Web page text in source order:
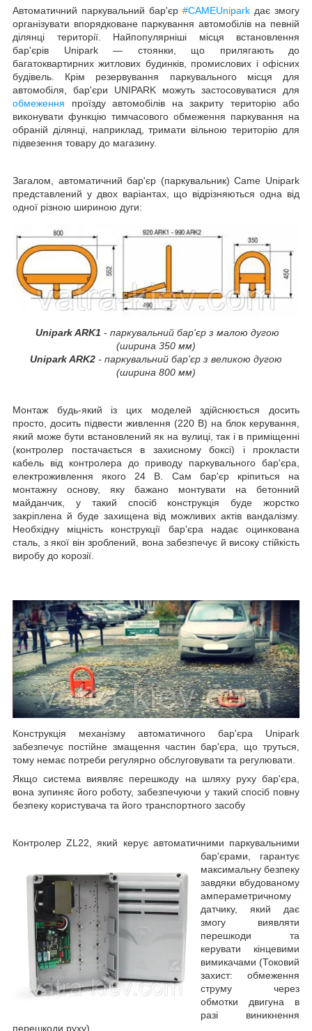
Автоматичний паркувальний бар'єр #CAMEUnipark дає змогу
організувати впорядковане паркування автомобілів на певній
ділянці території. Найпопулярніші місця встановлення
бар'єрів Unipark — стоянки, що прилягають до
багатоквартирних житлових будинків, промислових і офісних
будівель. Крім резервування паркувального місця для
автомобіля, бар'єри UNIPARK можуть застосовуватися для
обмеження проїзду автомобілів на закриту територію або
виконувати функцію тимчасового обмеження паркування на
обраній ділянці, наприклад, тримати вільною територію для
підвезення товару до магазину.
Загалом, автоматичний бар'єр (паркувальник)Came Unipark
представлений у двох варіантах, що відрізняються одна від
одної різною шириною дуги:
Unipark ARK1 - паркувальний бар'єр з малою дугою
(ширина 350 мм)
Unipark ARK2 - паркувальний бар'єр з великою дугою
(ширина 800 мм)
Монтаж будь-який із цих моделей здійснюється досить
просто, досить підвести живлення (220 В) на блок керування,
який може бути встановлений як на вулиці, так і в приміщенні
(контролер постачається в захисному боксі) і прокласти
кабель від контролера до приводу паркувального бар'єра,
електроживлення якого 24 В. Сам бар'єр кріпиться на
монтажну основу, яку бажано монтувати на бетонний
майданчик, у такий спосіб конструкція буде жорстко
закріплена й буде захищена від можливих актів вандалізму.
Необхідну міцність конструкції бар'єра надає оцинкована
сталь, з якої він зроблений, вона забезпечує й високу стійкість
виробу до корозії.
Конструкція механізму автоматичного бар'єра Unipark
забезпечує постійне змащення частин бар'єра, що труться,
тому немає потреби регулярно обслуговувати та регулювати.
Якщо система виявляє перешкоду на шляху руху бар'єра,
вона зупиняє його роботу, забезпечуючи у такий спосіб повну
безпеку користувача та його транспортного засобу
Контролер ZL22 , який керує автоматичними паркувальними
бар'єрами, гарантує
максимальну безпеку
завдяки вбудованому
ампераметричному
датчику, який дає
змогу виявляти
перешкоди та
керувати кінцевими
вимикачами (Токовий
захист: обмеження
струму через
обмотки двигуна в
разі виникнення
перешкоди руху).